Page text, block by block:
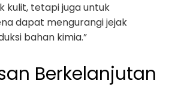
kulit, tetapi juga untuk
dapat mengurangi jejak
bahan kimia.”
Berkelanjutan